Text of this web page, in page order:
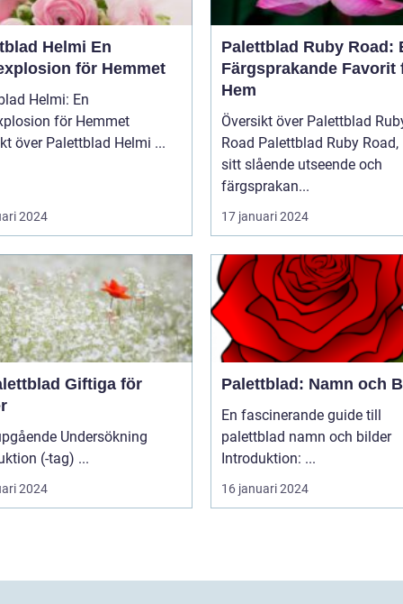
Helmi En
för Hemmet
Helmi: En
för Hemmet
Översikt över Palettblad Helmi ...
2024
Palettblad Ruby Road:
Färgsprakande Favorit
Hem
Översikt över Palettblad
Road Palettblad Ruby Road, med
sitt slående utseende och
färgsprakan...
17 januari 2024
Giftiga för
Undersökning
Introduktion (-tag) ...
2024
Palettblad: Namn och
En fascinerande guide till
palettblad namn och bilder
Introduktion: ...
16 januari 2024